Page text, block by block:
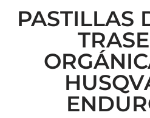
PASTILLAS